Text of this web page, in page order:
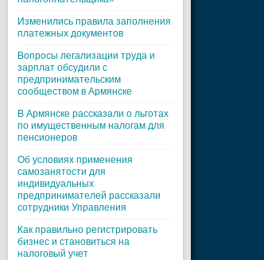
Изменились правила заполнения
платежных документов
Вопросы легализации труда и
зарплат обсудили с
предпринимательским
сообществом в Армянске
В Армянске рассказали о льготах
по имущественным налогам для
пенсионеров
Об условиях применения
самозанятости для
индивидуальных
предпринимателей рассказали
сотрудники Управления
Как правильно регистрировать
бизнес и становиться на
налоговый учет